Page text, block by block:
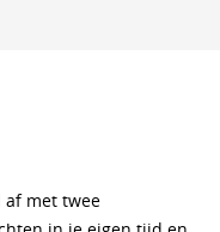
af met twee